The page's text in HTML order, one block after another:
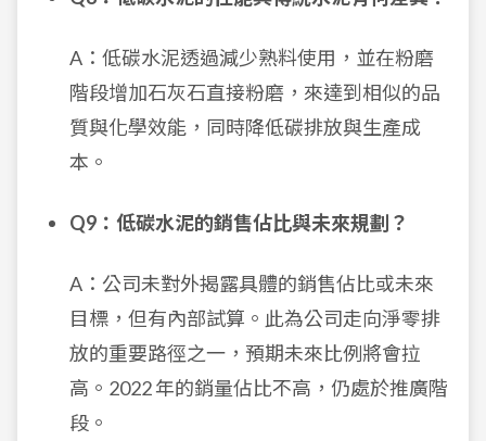
A：低碳水泥透過減少熟料使用，並在粉磨
階段增加石灰石直接粉磨，來達到相似的品
質與化學效能，同時降低碳排放與生產成
本。
Q9：低碳水泥的銷售佔比與未來規劃？
A：公司未對外揭露具體的銷售佔比或未來
目標，但有內部試算。此為公司走向淨零排
放的重要路徑之一，預期未來比例將會拉
高。2022 年的銷量佔比不高，仍處於推廣階
段。